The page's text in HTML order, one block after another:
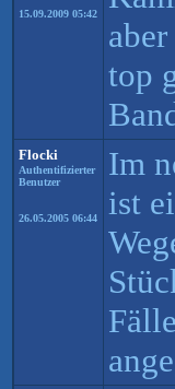
15.09.2009 05:42
top
Flocki
Authentifizierter
Benutzer
26.05.2005 06:44
Im
ist